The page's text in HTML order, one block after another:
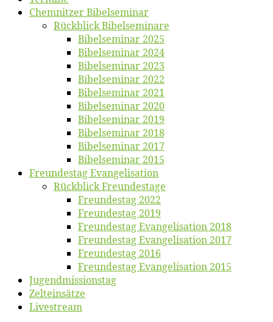
Chemnit­zer Bibelseminar
Rück­blick Bibelseminare
Bi­bel­se­mi­nar 2025
Bi­bel­se­mi­nar 2024
Bi­bel­se­mi­nar 2023
Bi­bel­se­mi­nar 2022
Bi­bel­se­mi­nar 2021
Bi­bel­se­mi­nar 2020
Bi­bel­se­mi­nar 2019
Bi­bel­se­mi­nar 2018
Bibelsemi­nar 2017
Bibelsemi­nar 2015
Freun­des­tag Evangelisation
Rück­blick Freundestage
Freun­des­tag 2022
Freun­des­tag 2019
Freun­des­tag Evan­ge­li­sa­ti­on 2018
Freun­des­tag Evan­ge­li­sa­ti­on 2017
Freun­des­tag 2016
Freun­des­tag Evan­ge­li­sa­ti­on 2015
Jugend­mis­sions­tag
Zelt­ein­sät­ze
Live­stream